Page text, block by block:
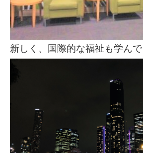
新しく、国際的な福祉も学んで